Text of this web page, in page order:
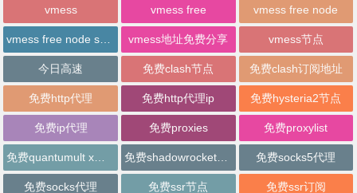
vmess vmess free vmess free node
vmess地址免费分享 vmess节点
今日高速 免费clash节点 免费clash订阅地址
免费http代理 免费http代理ip 免费hysteria2节点
免费ip代理 免费proxies 免费proxylist
免费socks5代理
免费socks代理 免费ssr节点 免费ssr订阅